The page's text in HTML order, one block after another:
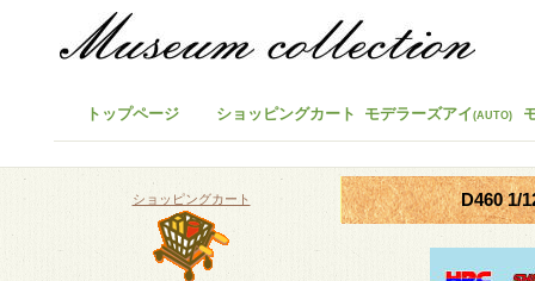
D460 1/
トップページ ショッピングカート モデラーズアイ(AUTO)
ショッピングカート